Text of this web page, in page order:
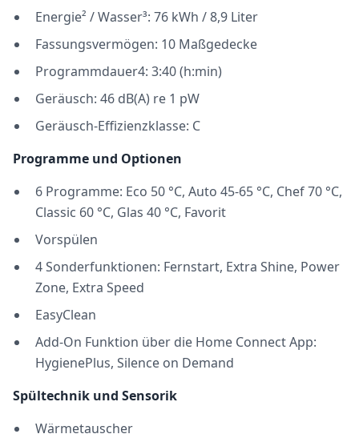
Energie² / Wasser³: 76 kWh / 8,9 Liter
Fassungsvermögen: 10 Maßgedecke
Programmdauer4: 3:40 (h:min)
Geräusch: 46 dB(A) re 1 pW
Geräusch-Effizienzklasse: C
Programme und Optionen
6 Programme: Eco 50 °C, Auto 45-65 °C, Chef 70 °C,
Classic 60 °C, Glas 40 °C, Favorit
Vorspülen
4 Sonderfunktionen: Fernstart, Extra Shine, Power
Zone, Extra Speed
EasyClean
Add-On Funktion über die Home Connect App:
HygienePlus, Silence on Demand
Spültechnik und Sensorik
Wärmetauscher